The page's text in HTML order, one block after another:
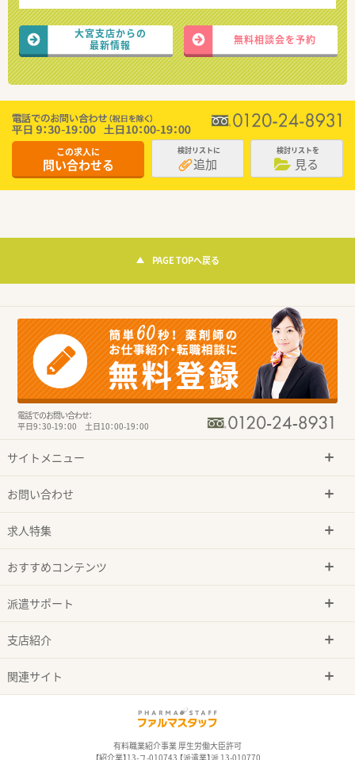
大宮支店からの
最新情報
無料相談会を予約
この求人に
問い合わせる
検討リストに
追加
検討リストを
見る
PAGE TOPへ戻る
電話でのお問い合わせ：
平日9：30-19：00 土日10：00-19：00
サイトメニュー
お問い合わせ
求人特集
おすすめコンテンツ
派遣サポート
支店紹介
関連サイト
有料職業紹介事業 厚生労働大臣許可
【紹介業】13-ユ-010743 【派遣業】派 13-010770